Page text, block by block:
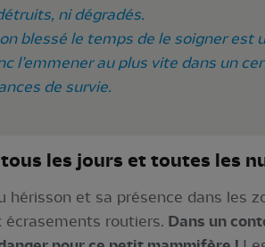
ni dégradés.
blessé le temps de le soigner
l’emmener au plus vite dans un
de survie.
les jours et toutes les
hérisson et sa présence dans les
routiers. Dans un